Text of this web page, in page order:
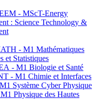
- MScT-Energy
: Science Technology &
- M1 Mathématiques
et Statistiques
- M1 Biologie et Santé
- M1 Chimie et Interfaces
Système Cyber Physique
Physique des Hautes